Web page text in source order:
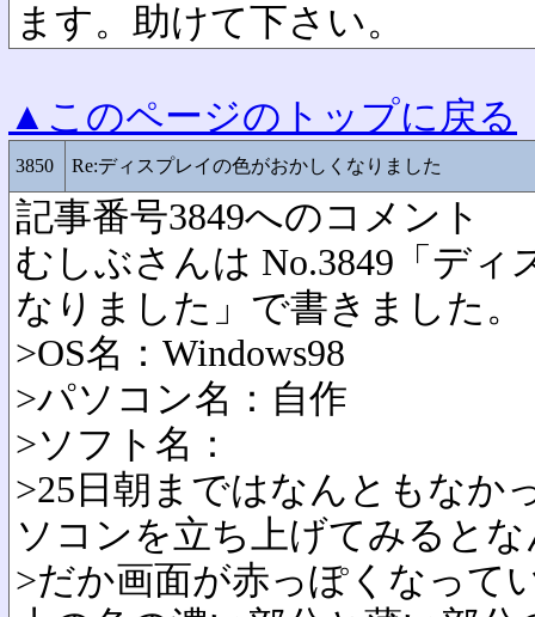
ます。助けて下さい。
▲このページのトップに戻る
3850 Re:ディスプレイの色がおかしくなりました
記事番号3849へのコメント
むしぶさんは No.3849「デ
なりました」で書きました。
>OS名：Windows98
>パソコン名：自作
>ソフト名：
>25日朝まではなんともなか
ソコンを立ち上げてみるとな
>だか画面が赤っぽくなって